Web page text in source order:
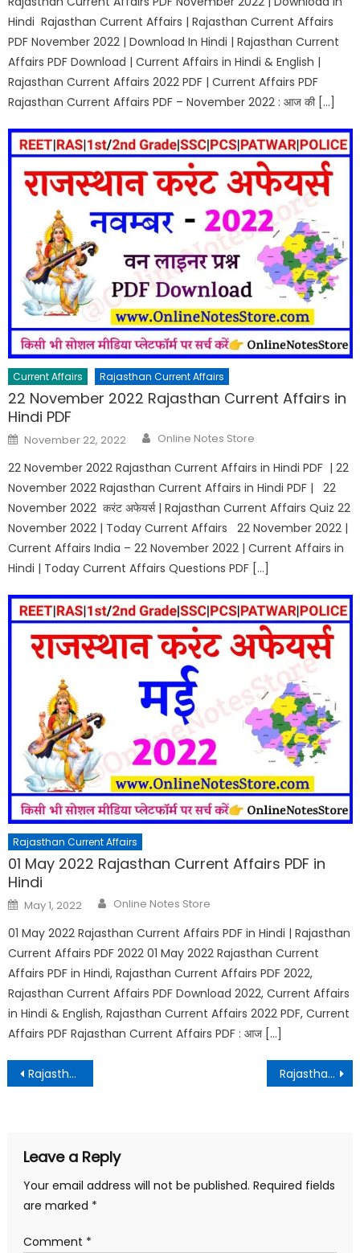
Hindi Rajasthan Current Affairs | Rajasthan Current Affairs
PDF November 2022 | Download In Hindi | Rajasthan Current
Affairs PDF Download | Current Affairs in Hindi & English |
Rajasthan Current Affairs 2022 PDF | Current Affairs PDF
Rajasthan Current Affairs PDF – November 2022 : आज की […]
Current Affairs Rajasthan Current Affairs
22 November 2022 Rajasthan Current Affairs in
Hindi PDF
Posted
on
November 22, 2022 Author
Online Notes Store
22 November 2022 Rajasthan Current Affairs in Hindi PDF | 22
November 2022 Rajasthan Current Affairs in Hindi PDF | 22
November 2022 करंट अफेयर्स | Rajasthan Current Affairs Quiz 22
November 2022 | Today Current Affairs 22 November 2022 |
Current Affairs India – 22 November 2022 | Current Affairs in
Hindi | Today Current Affairs Questions PDF […]
Rajasthan Current Affairs
01 May 2022 Rajasthan Current Affairs PDF in
Hindi
Posted
on
May 1, 2022 Author
Online Notes Store
01 May 2022 Rajasthan Current Affairs PDF in Hindi | Rajasthan
Current Affairs PDF 2022 01 May 2022 Rajasthan Current
Affairs PDF in Hindi, Rajasthan Current Affairs PDF 2022,
Rajasthan Current Affairs PDF Download 2022, Current Affairs
in Hindi & English, Rajasthan Current Affairs 2022 PDF, Current
Affairs PDF Rajasthan Current Affairs PDF : आज […]
Post
Rajasthan Current Affairs – 10 August 2020 Rajasthan Shiksha Samachar Whatsapp Group 2022|| राजस्थान शैक्षिक समाचार ग्रुप || Online Notes Store व्हाट्सएप्प ग्रुप लिंक
Leave a Reply
Your email address will not be published. Required fields
are marked *
Comment *